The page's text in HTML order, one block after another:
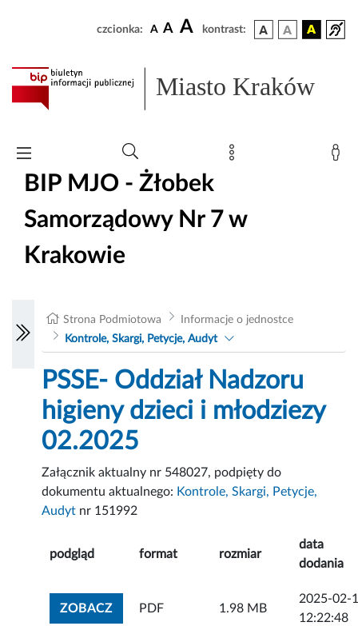
czcionka: A A A kontrast:
Miasto Kraków
BIP MJO - Żłobek
Samorządowy Nr 7 w
Krakowie
Strona Podmiotowa
Informacje o jednostce
Kontrole, Skargi, Petycje, Audyt
PSSE- Oddział Nadzoru
higieny dzieci i młodziezy
02.2025
Załącznik aktualny nr 548027, podpięty do
dokumentu aktualnego: Kontrole, Skargi, Petycje,
Audyt nr 151992
podgląd format rozmiar
data
dodania
ZOBACZZOBACZ ZAŁĄCZNIK
PDF 1.98 MB
2025-02-
12:22:48